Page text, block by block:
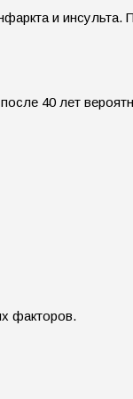
и
40 лет
факторов.